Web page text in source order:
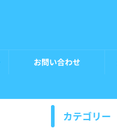
お問い合わせ
カテゴリー